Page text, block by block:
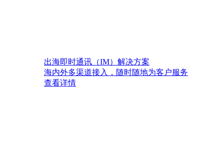
出海即时通讯（IM）解决方案
海内外多渠道接入，随时随地为客户服务
查看详情